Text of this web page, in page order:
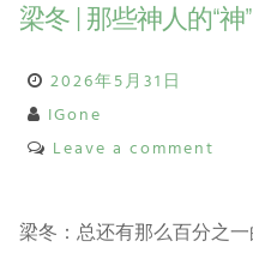
梁冬 | 那些神人的“
2026年5月31日
IGone
Leave a comment
梁冬：总还有那么百分之